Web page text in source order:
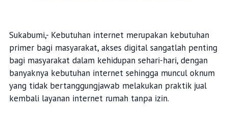
Sukabumi,- Kebutuhan internet merupakan kebutuhan
primer bagi masyarakat, akses digital sangatlah penting
bagi masyarakat dalam kehidupan sehari-hari, dengan
banyaknya kebutuhan internet sehingga muncul oknum
yang tidak bertanggungjawab melakukan praktik jual
kembali layanan internet rumah tanpa izin.